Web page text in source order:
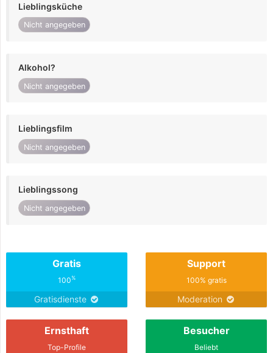
Lieblingsküche
Nicht angegeben
Alkohol?
Nicht angegeben
Lieblingsfilm
Nicht angegeben
Lieblingssong
Nicht angegeben
Gratis
100%
Gratisdienste
Support
100% gratis
Moderation
Ernsthaft
Top-Profile
Besucher
Beliebt